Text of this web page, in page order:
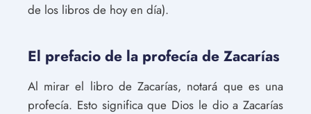
de los libros de hoy en día).
El prefacio de la profecía de Zacarías
Al mirar el libro de Zacarías, notará que es una
profecía. Esto significa que Dios le dio a Zacarías